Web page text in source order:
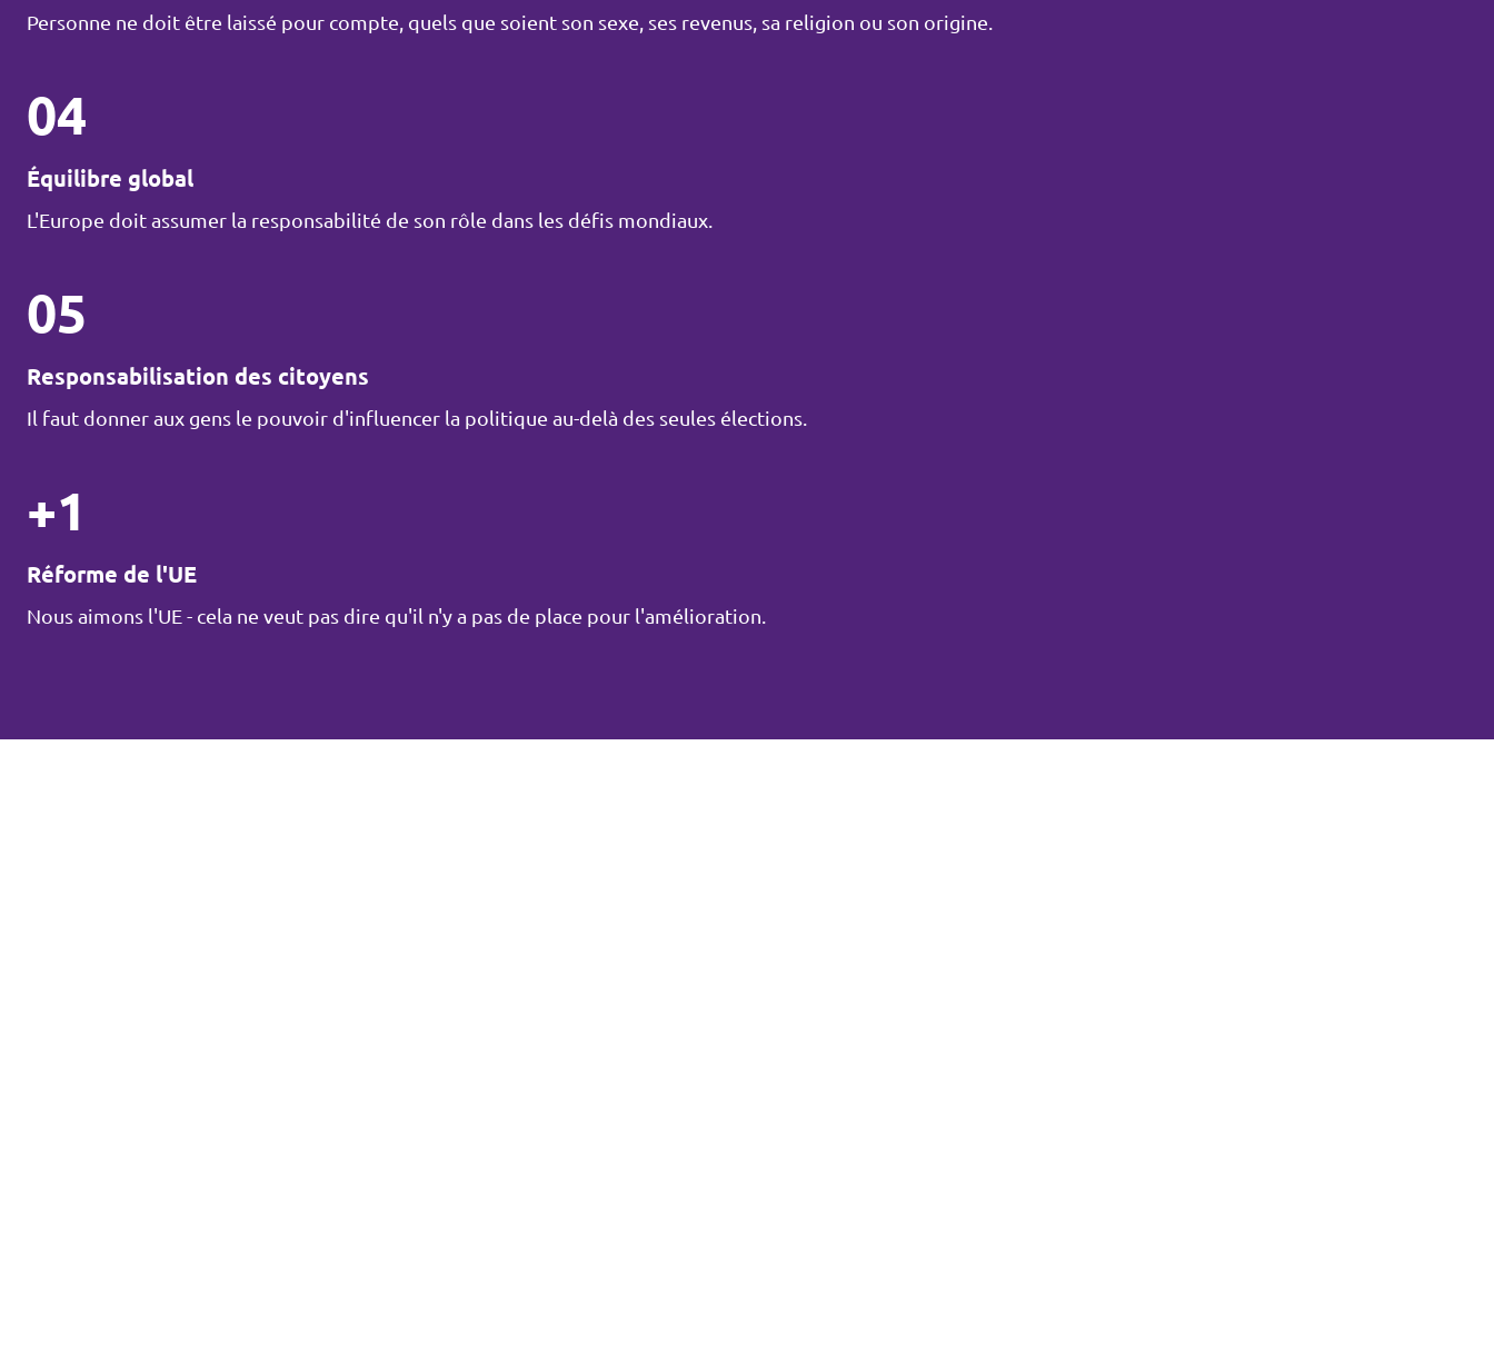
Personne ne doit être laissé pour compte, quels que soient son sexe, ses revenus, sa religion ou son origine.
04
Équilibre global
L'Europe doit assumer la responsabilité de son rôle dans les défis mondiaux.
05
Responsabilisation des citoyens
Il faut donner aux gens le pouvoir d'influencer la politique au-delà des seules élections.
+1
Réforme de l'UE
Nous aimons l'UE - cela ne veut pas dire qu'il n'y a pas de place pour l'amélioration.